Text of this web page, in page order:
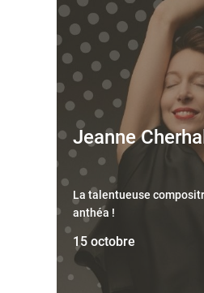
Jeanne Cherhal
La talentueuse
anthéa !
15 octobre